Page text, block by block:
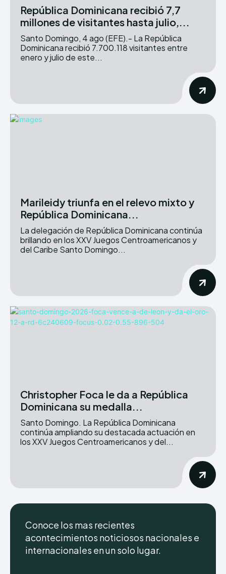
República Dominicana recibió 7,7
millones de visitantes hasta julio,...
Santo Domingo, 4 ago (EFE).- La República
Dominicana recibió 7.700.118 visitantes entre
enero y julio de este...
Marileidy triunfa en el relevo mixto y
República Dominicana...
La delegación de República Dominicana continúa
brillando en los XXV Juegos Centroamericanos y
del Caribe Santo Domingo...
Christopher Foca le da a República
Dominicana su medalla...
Santo Domingo. La República Dominicana
continúa ampliando su destacada actuación en
los XXV Juegos Centroamericanos y del...
Conoce los mas recientes
acontecimientos noticiosos nacionales e
internacionales en un solo lugar.